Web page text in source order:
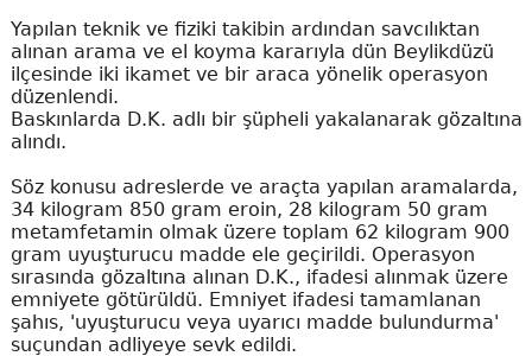
Yapılan teknik ve fiziki takibin ardından savcılıktan
alınan arama ve el koyma kararıyla dün Beylikdüzü
ilçesinde iki ikamet ve bir araca yönelik operasyon
düzenlendi.
Baskınlarda D.K. adlı bir şüpheli yakalanarak gözaltına
alındı.
Söz konusu adreslerde ve araçta yapılan aramalarda,
34 kilogram 850 gram eroin, 28 kilogram 50 gram
metamfetamin olmak üzere toplam 62 kilogram 900
gram uyuşturucu madde ele geçirildi. Operasyon
sırasında gözaltına alınan D.K., ifadesi alınmak üzere
emniyete götürüldü. Emniyet ifadesi tamamlanan
şahıs, 'uyuşturucu veya uyarıcı madde bulundurma'
suçundan adliyeye sevk edildi.